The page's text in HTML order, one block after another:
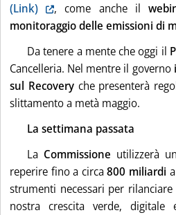
(Link) , come anche il
monitoraggio delle emissioni di
Da tenere a mente che oggi il
Cancelleria. Nel mentre il governo
sul Recoveryche presenterà
slittamento a metà maggio.
La settimana passata
La Commissione utilizzerà
reperire fino a circa800 miliardi
strumenti necessari per
nostra crescita verde, digitale